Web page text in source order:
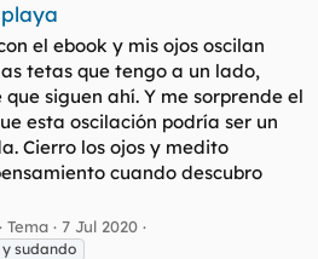
el ebook y mis ojos oscilan
tetas que tengo a un lado,
siguen ahí. Y me sorprende el
esta oscilación podría ser un
Cierro los ojos y medito
cuando descubro
Tema 7 Jul 2020
sudando